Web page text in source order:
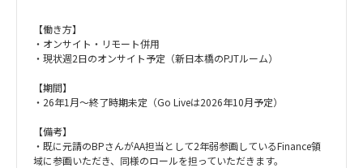
【働き方】
・オンサイト・リモート併用
・現状週2日のオンサイト予定（新日本橋のPJTルーム）
【期間】
・26年1月～終了時期未定（Go Liveは2026年10月予定）
【備考】
・既に元請のBPさんがAA担当として2年弱参画しているFinance領
域に参画いただき、同様のロールを担っていただきます。